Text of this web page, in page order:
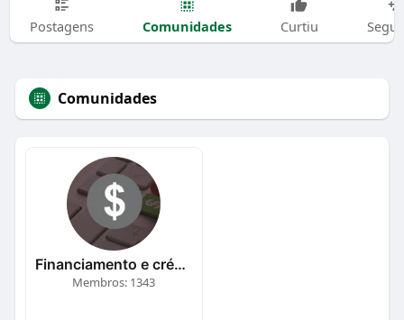
Postagens Comunidades Curtiu
Comunidades
Financiamento e crédito
Membros: 1343